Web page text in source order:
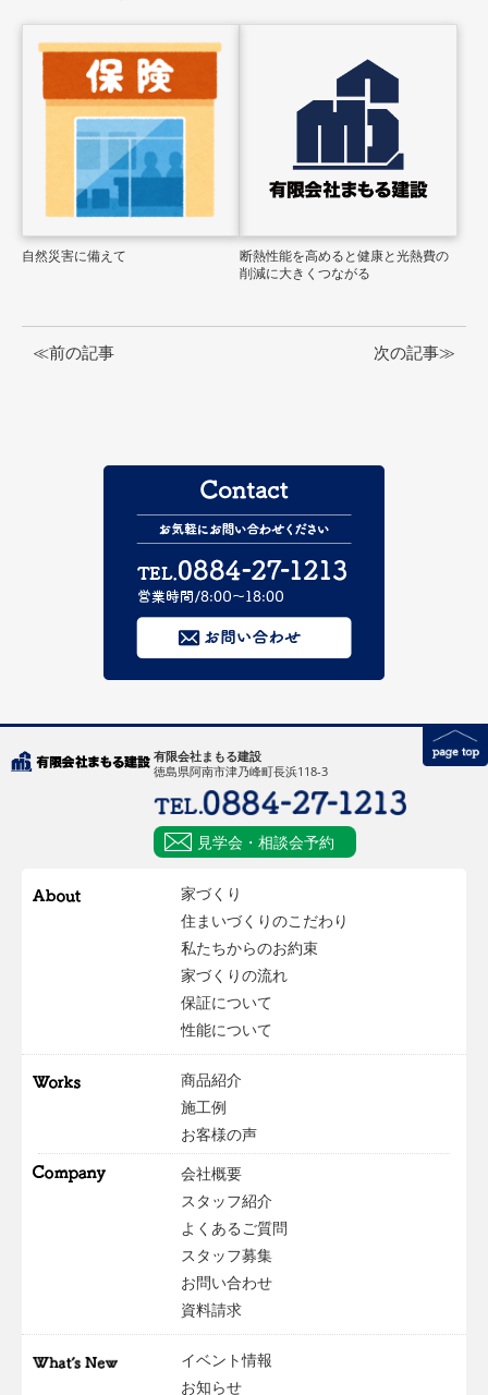
自然災害に備えて
断熱性能を高めると健康と光熱費の
削減に大きくつながる
≪前の記事 次の記事≫
有限会社まもる建設
徳島県阿南市津乃峰町長浜118-3
見学会・相談会予約
家づくり
住まいづくりのこだわり
私たちからのお約束
家づくりの流れ
保証について
性能について
商品紹介
施工例
お客様の声
会社概要
スタッフ紹介
よくあるご質問
スタッフ募集
お問い合わせ
資料請求
イベント情報
お知らせ